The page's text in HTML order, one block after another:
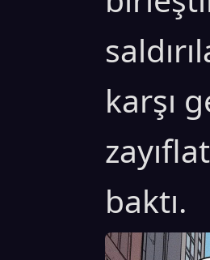
karşı
baktı.